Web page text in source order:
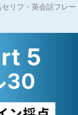
リフ・英会話フレー